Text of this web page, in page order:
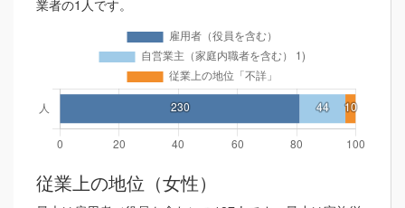
業者の1人です。
従業上の地位（女性）